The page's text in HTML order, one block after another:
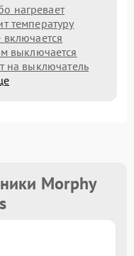
нагревает
температуру
включается
выключается
на выключатель
Morphy